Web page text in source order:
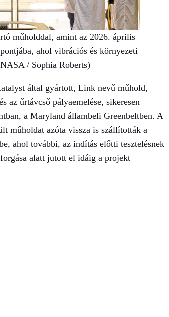
műholddal, amint az 2026. április
ahol vibrációs és környezeti
/ Sophia Roberts)
által gyártott, Link nevű műhold,
az űrtávcső pályaemelése, sikeresen
a Maryland állambeli Greenbeltben. A
műholdat azóta vissza is szállították a
ahol további, az indítás előtti tesztelésnek
alatt jutott el idáig a projekt